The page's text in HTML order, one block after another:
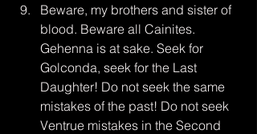
Beware, my brothers and sister of
blood. Beware all Cainites.
Gehenna is at sake. Seek for
Golconda, seek for the Last
Daughter! Do not seek the same
mistakes of the past! Do not seek
Ventrue mistakes in the Second